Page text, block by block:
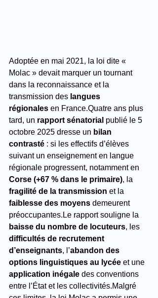
Adoptée en mai 2021, la loi dite «
Molac » devait marquer un tournant
dans la reconnaissance et la
transmission des langues
régionales en France.Quatre ans plus
tard, un rapport sénatorial publié le 5
octobre 2025 dresse un bilan
contrasté : si les effectifs d’élèves
suivant un enseignement en langue
régionale progressent, notamment en
Corse (+67 % dans le primaire), la
fragilité de la transmission et la
faiblesse des moyens demeurent
préoccupantes.Le rapport souligne la
baisse du nombre de locuteurs, les
difficultés de recrutement
d’enseignants, l’abandon des
options linguistiques au lycée et une
application inégale des conventions
entre l’État et les collectivités.Malgré